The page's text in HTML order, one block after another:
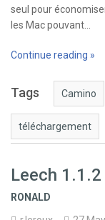
seul pour
les Mac pouvant…
Continue reading »
Tags Camino
téléchargement
Leech 1.1.2
RONALD